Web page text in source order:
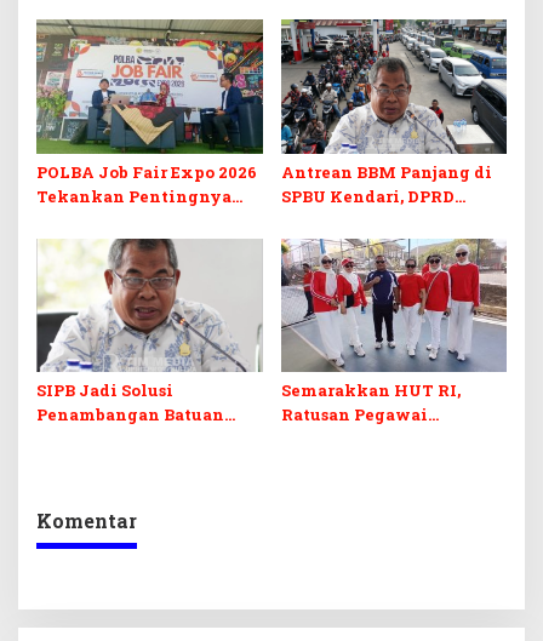
Morowali
Kuliah Gratis
POLBA Job Fair Expo 2026
Tekankan Pentingnya
Digital
Antrean BBM Panjang di
SPBU Kendari, DPRD
Barcode Curang
SIPB Jadi Solusi
Penambangan Batuan
Semarakkan HUT RI,
Ratusan Pegawai
Komentar